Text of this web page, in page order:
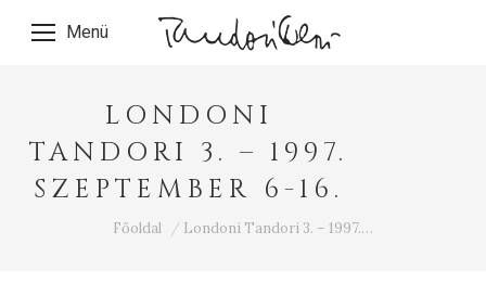
Menü
LONDONI
TANDORI 3. – 1997.
SZEPTEMBER 6-16.
Ön itt van:
Főoldal Londoni Tandori 3. – 1997.…